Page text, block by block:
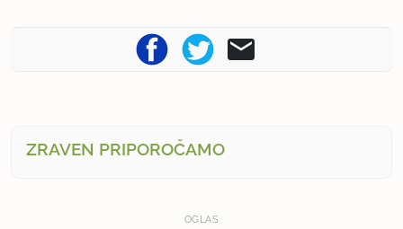
ZRAVEN PRIPOROČAMO
OGLAS